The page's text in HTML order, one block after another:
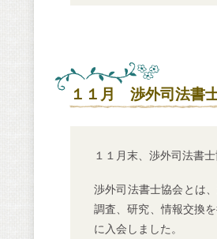
１１月 渉外司法書
１１月末、渉外司法書
渉外司法書士協会とは
調査、研究、情報交換
に入会しました。